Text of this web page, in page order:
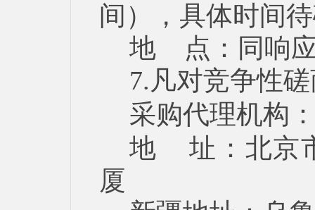
间），具体时间
地 点：同响
7.凡对竞争性
采购代理机构
地 址：北京
厦